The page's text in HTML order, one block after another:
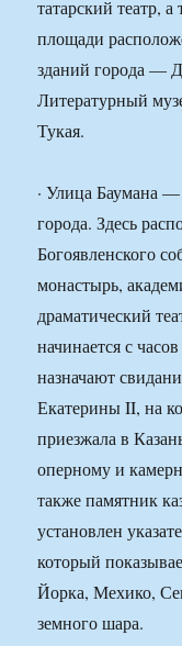
татарский театр,
площади
зданий города —
Литературный
Тукая.
· Улица Баумана —
города. Здесь
Богоявленского
монастырь,
драматический
начинается с
назначают
Екатерины II, на
приезжала в
оперному и
также памятник
установлен
который
Йорка, Мехико,
земного шара.